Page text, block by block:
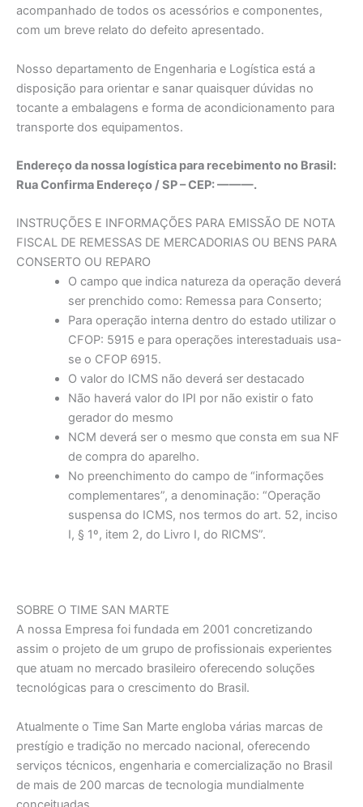
acompanhado de todos os acessórios e componentes,
com um breve relato do defeito apresentado.
Nosso departamento de Engenharia e Logística está a
disposição para orientar e sanar quaisquer dúvidas no
tocante a embalagens e forma de acondicionamento para
transporte dos equipamentos.
Endereço da nossa logística para recebimento no Brasil:
Rua Confirma Endereço / SP – CEP: ———.
INSTRUÇÕES E INFORMAÇÕES PARA EMISSÃO DE NOTA
FISCAL DE REMESSAS DE MERCADORIAS OU BENS PARA
CONSERTO OU REPARO
O campo que indica natureza da operação deverá
ser prenchido como: Remessa para Conserto;
Para operação interna dentro do estado utilizar o
CFOP: 5915 e para operações interestaduais usa-
se o CFOP 6915.
O valor do ICMS não deverá ser destacado
Não haverá valor do IPI por não existir o fato
gerador do mesmo
NCM deverá ser o mesmo que consta em sua NF
de compra do aparelho.
No preenchimento do campo de “informações
complementares”, a denominação: “Operação
suspensa do ICMS, nos termos do art. 52, inciso
I, § 1º, item 2, do Livro I, do RICMS”.
SOBRE O TIME SAN MARTE
A nossa Empresa foi fundada em 2001 concretizando
assim o projeto de um grupo de profissionais experientes
que atuam no mercado brasileiro oferecendo soluções
tecnológicas para o crescimento do Brasil.
Atualmente o Time San Marte engloba várias marcas de
prestígio e tradição no mercado nacional, oferecendo
serviços técnicos, engenharia e comercialização no Brasil
de mais de 200 marcas de tecnologia mundialmente